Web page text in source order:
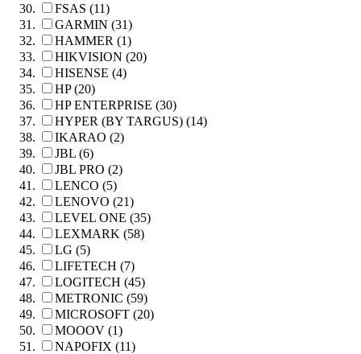
FSAS (11)
GARMIN (31)
HAMMER (1)
HIKVISION (20)
HISENSE (4)
HP (20)
HP ENTERPRISE (30)
HYPER (BY TARGUS) (14)
IKARAO (2)
JBL (6)
JBL PRO (2)
LENCO (5)
LENOVO (21)
LEVEL ONE (35)
LEXMARK (58)
LG (5)
LIFETECH (7)
LOGITECH (45)
METRONIC (59)
MICROSOFT (20)
MOOOV (1)
NAPOFIX (11)